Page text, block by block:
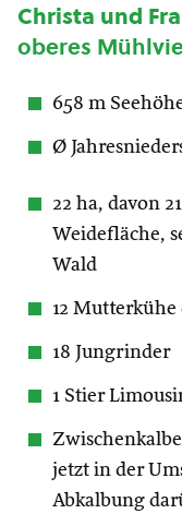
Christa und
oberes
658 m
Ø
22 ha, davon
Weidefläche,
Wald
12 Mutterkühe
18 Jungrinder
1 Stier
jetzt in der
Abkalbung